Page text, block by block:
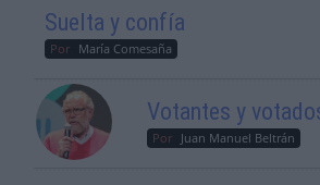
Suelta y confía
Por María Comesaña
Votantes y
Por Juan Manuel Beltrán